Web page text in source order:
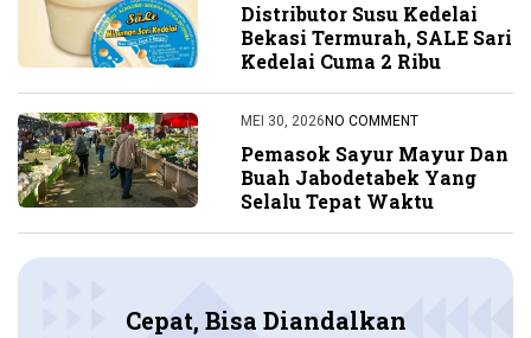
Distributor Susu Kedelai
Bekasi Termurah, SALE Sari
Kedelai Cuma 2 Ribu
MEI 30, 2026 NO COMMENT
Pemasok Sayur Mayur Dan
Buah Jabodetabek Yang
Selalu Tepat Waktu
Cepat, Bisa Diandalkan